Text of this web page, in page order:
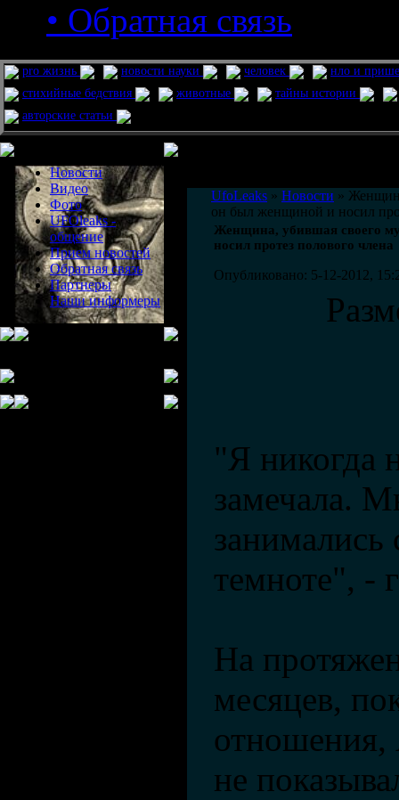
• Обратная связь
pro жизнь новости науки человек
нло и
стихийные бедствия
животные
тайны истории
авторские статьи
Новости
Видео
Фото
UFOleaks -
общение
Прием новостей
Обратная связь
Партнеры
Наши информеры
UfoLeaks » Новости »
он был женщиной и носил
Женщина, убившая своего
носил протез полового члена
Опубликовано: 5-12-2012,
"Я никогда
замечала.
занимались
темноте", -
На
месяцев,
отношения,
не